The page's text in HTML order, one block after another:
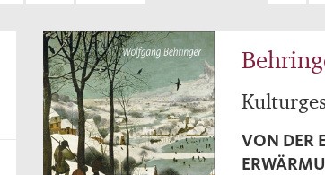
VON DER